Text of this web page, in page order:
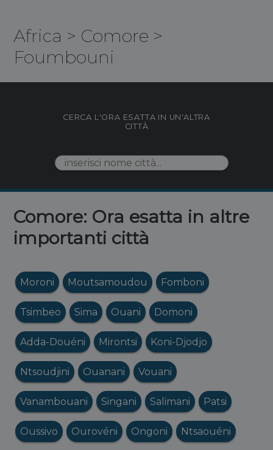
Africa > Comore >
Foumbouni
CERCA L'ORA ESATTA IN UN'ALTRA
CITTÀ
Comore: Ora esatta in altre
importanti città
Moroni Moutsamoudou Fomboni
Tsimbeo Sima Ouani Domoni
Adda-Douéni Mirontsi Koni-Djodjo
Ntsoudjini Ouanani Vouani
Vanambouani Singani Salimani Patsi
Oussivo Ourovéni Ongoni Ntsaouéni